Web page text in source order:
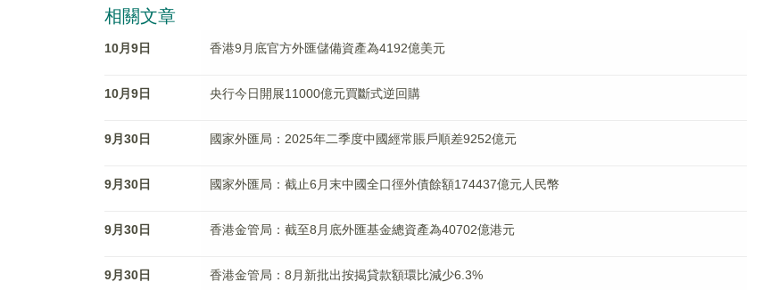
相關文章
10月9日 香港9月底官方外匯儲備資產為4192億美元
10月9日 央行今日開展11000億元買斷式逆回購
9月30日 國家外匯局：2025年二季度中國經常賬戶順差9252億元
9月30日 國家外匯局：截止6月末中國全口徑外債餘額174437億元人民幣
9月30日 香港金管局：截至8月底外匯基金總資產為40702億港元
9月30日 香港金管局：8月新批出按揭貸款額環比減少6.3%